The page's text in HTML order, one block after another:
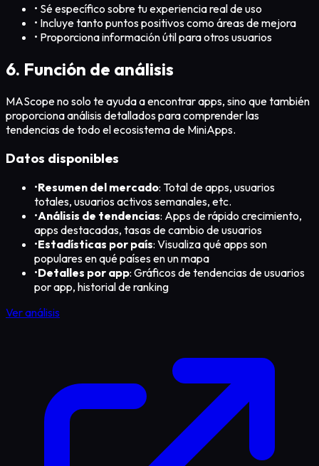
• Sé específico sobre tu experiencia real de uso
• Incluye tanto puntos positivos como áreas de mejora
• Proporciona información útil para otros usuarios
6. Función de análisis
MAScope no solo te ayuda a encontrar apps, sino que también
proporciona análisis detallados para comprender las
tendencias de todo el ecosistema de MiniApps.
Datos disponibles
•Resumen del mercado: Total de apps, usuarios
totales, usuarios activos semanales, etc.
•Análisis de tendencias: Apps de rápido crecimiento,
apps destacadas, tasas de cambio de usuarios
•Estadísticas por país: Visualiza qué apps son
populares en qué países en un mapa
•Detalles por app: Gráficos de tendencias de usuarios
por app, historial de ranking
Ver análisis